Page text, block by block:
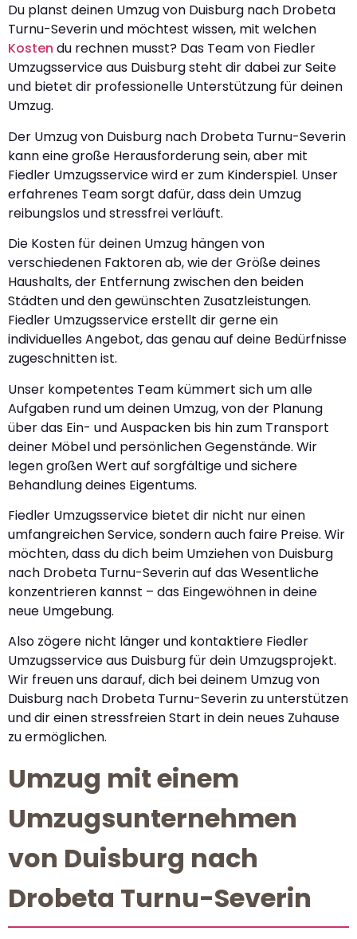
Du planst deinen Umzug von Duisburg nach Drobeta
Turnu-Severin und möchtest wissen, mit welchen
Kosten du rechnen musst? Das Team von Fiedler
Umzugsservice aus Duisburg steht dir dabei zur Seite
und bietet dir professionelle Unterstützung für deinen
Umzug.
Der Umzug von Duisburg nach Drobeta Turnu-Severin
kann eine große Herausforderung sein, aber mit
Fiedler Umzugsservice wird er zum Kinderspiel. Unser
erfahrenes Team sorgt dafür, dass dein Umzug
reibungslos und stressfrei verläuft.
Die Kosten für deinen Umzug hängen von
verschiedenen Faktoren ab, wie der Größe deines
Haushalts, der Entfernung zwischen den beiden
Städten und den gewünschten Zusatzleistungen.
Fiedler Umzugsservice erstellt dir gerne ein
individuelles Angebot, das genau auf deine Bedürfnisse
zugeschnitten ist.
Unser kompetentes Team kümmert sich um alle
Aufgaben rund um deinen Umzug, von der Planung
über das Ein- und Auspacken bis hin zum Transport
deiner Möbel und persönlichen Gegenstände. Wir
legen großen Wert auf sorgfältige und sichere
Behandlung deines Eigentums.
Fiedler Umzugsservice bietet dir nicht nur einen
umfangreichen Service, sondern auch faire Preise. Wir
möchten, dass du dich beim Umziehen von Duisburg
nach Drobeta Turnu-Severin auf das Wesentliche
konzentrieren kannst – das Eingewöhnen in deine
neue Umgebung.
Also zögere nicht länger und kontaktiere Fiedler
Umzugsservice aus Duisburg für dein Umzugsprojekt.
Wir freuen uns darauf, dich bei deinem Umzug von
Duisburg nach Drobeta Turnu-Severin zu unterstützen
und dir einen stressfreien Start in dein neues Zuhause
zu ermöglichen.
Umzug mit einem
Umzugsunternehmen
von Duisburg nach
Drobeta Turnu-Severin